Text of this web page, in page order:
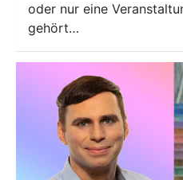
oder nur eine
gehört…